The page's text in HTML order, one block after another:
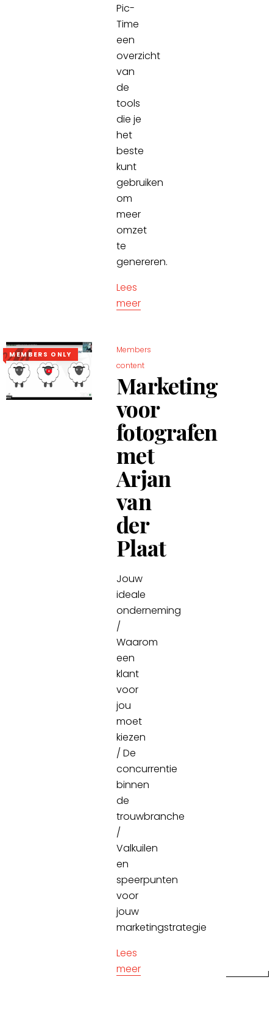
Pic-
Time
een
overzicht
van
de
tools
die je
het
beste
kunt
gebruiken
om
meer
omzet
te
genereren.
Lees
meer
MEMBERS ONLY
Members
content
Marketing
voor
fotografen
met
Arjan
van
der
Plaat
Jouw
ideale
onderneming
/
Waarom
een
klant
voor
jou
moet
kiezen
/ De
concurrentie
binnen
de
trouwbranche
/
Valkuilen
en
speerpunten
voor
jouw
marketingstrategie
Lees
meer